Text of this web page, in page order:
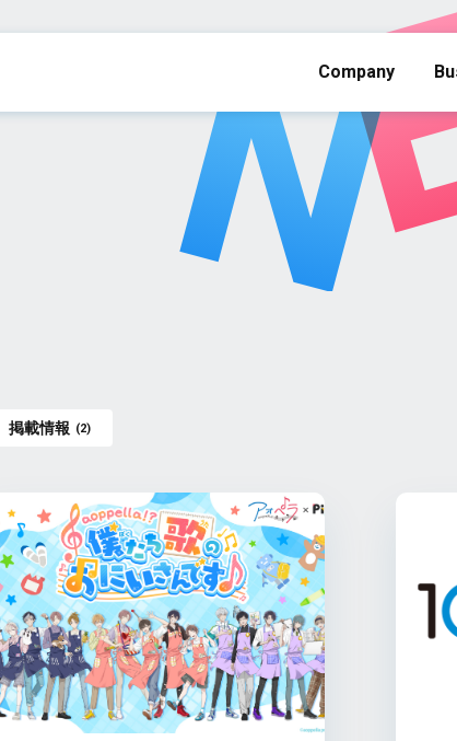
Company
掲載情報 (2)